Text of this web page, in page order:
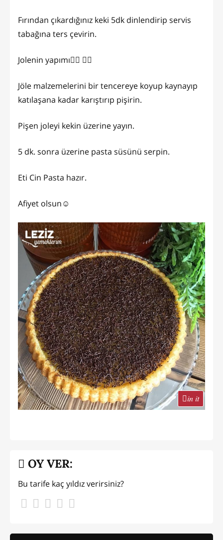
Fırından çıkardığınız keki 5dk dinlendirip servis
tabağına ters çevirin.
Jolenin yapımı👇🏼 👉🏻
Jöle malzemelerini bir tencereye koyup kaynayıp
katılaşana kadar karıştırıp pişirin.
Pişen joleyi kekin üzerine yayın.
5 dk. sonra üzerine pasta süsünü serpin.
Eti Cin Pasta hazır.
Afiyet olsun☺️
in it
OY VER:
Bu tarife kaç yıldız verirsiniz?